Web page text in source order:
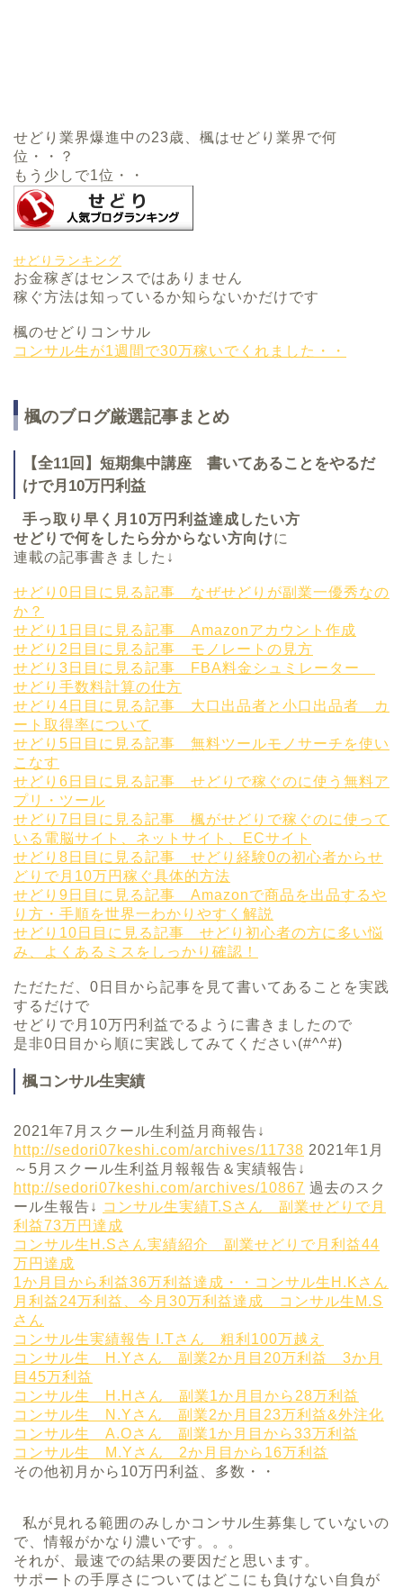
せどり業界爆進中の23歳、楓はせどり業界で何
位・・？
もう少しで1位・・
せどりランキング
お金稼ぎはセンスではありません
稼ぐ方法は知っているか知らないかだけです
楓のせどりコンサル
コンサル生が1週間で30万稼いでくれました・・
楓のブログ厳選記事まとめ
【全11回】短期集中講座 書いてあることをやるだ
けで月10万円利益
手っ取り早く月10万円利益達成したい方
せどりで何をしたら分からない方向けに
連載の記事書きました↓
せどり0日目に見る記事 なぜせどりが副業一優秀なの
か？
せどり1日目に見る記事 Amazonアカウント作成
せどり2日目に見る記事 モノレートの見方
せどり3日目に見る記事 FBA料金シュミレーター
せどり手数料計算の仕方
せどり4日目に見る記事 大口出品者と小口出品者 カ
ート取得率について
せどり5日目に見る記事 無料ツールモノサーチを使い
こなす
せどり6日目に見る記事 せどりで稼ぐのに使う無料ア
プリ・ツール
せどり7日目に見る記事 楓がせどりで稼ぐのに使って
いる電脳サイト、ネットサイト、ECサイト
せどり8日目に見る記事 せどり経験0の初心者からせ
どりで月10万円稼ぐ具体的方法
せどり9日目に見る記事 Amazonで商品を出品するや
り方・手順を世界一わかりやすく解説
せどり10日目に見る記事 せどり初心者の方に多い悩
み、よくあるミスをしっかり確認！
ただただ、0日目から記事を見て書いてあることを実践
するだけで
せどりで月10万円利益でるように書きましたので
是非0日目から順に実践してみてください(#^^#)
楓コンサル生実績
2021年7月スクール生利益月商報告↓
http://sedori07keshi.com/archives/11738 2021年1月
～5月スクール生利益月報報告＆実績報告↓
http://sedori07keshi.com/archives/10867 過去のスク
ール生報告↓ コンサル生実績T.Sさん 副業せどりで月
利益73万円達成
コンサル生H.Sさん実績紹介 副業せどりで月利益44
万円達成
1か月目から利益36万利益達成・・コンサル生H.Kさん
月利益24万利益、今月30万利益達成 コンサル生M.S
さん
コンサル生実績報告 I.Tさん 粗利100万越え
コンサル生 H.Yさん 副業2か月目20万利益 3か月
目45万利益
コンサル生 H.Hさん 副業1か月目から28万利益
コンサル生 N.Yさん 副業2か月目23万利益&外注化
コンサル生 A.Oさん 副業1か月目から33万利益
コンサル生 M.Yさん 2か月目から16万利益
その他初月から10万円利益、多数・・
私が見れる範囲のみしかコンサル生募集していないの
で、情報がかなり濃いです。。。
それが、最速での結果の要因だと思います。
サポートの手厚さについてはどこにも負けない自負が